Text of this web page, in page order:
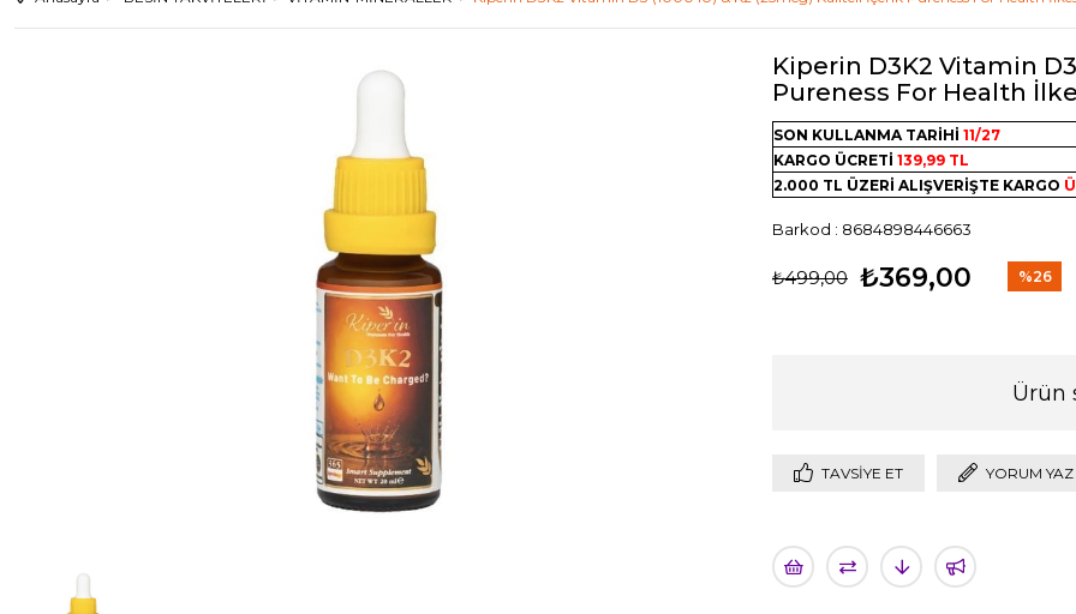
Kiperin D3K2 Vitamin
Pureness For Health
SON KULLANMA TARİHİ11/27
KARGO ÜCRETİ139,99 TL
2.000 TL ÜZERİ ALIŞVERİŞTE KARGO
Barkod : 8684898446663
₺499,00 ₺369,00 %26
Ürün
TAVSIYE ET YORUM YAZ